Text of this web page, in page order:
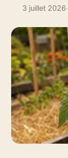
3 juillet 2026·